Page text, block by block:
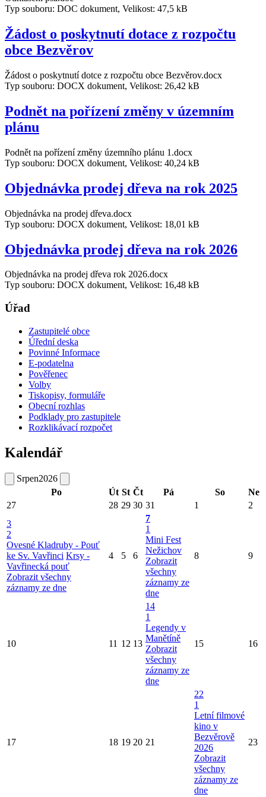
Typ souboru: DOC dokument, Velikost: 47,5 kB
Žádost o poskytnutí dotace z rozpočtu
obce Bezvěrov
Žádost o poskytnutí dotce z rozpočtu obce Bezvěrov.docx
Typ souboru: DOCX dokument, Velikost: 26,42 kB
Podnět na pořízení změny v územním
plánu
Podnět na pořízení změny územního plánu 1.docx
Typ souboru: DOCX dokument, Velikost: 40,24 kB
Objednávka prodej dřeva na rok 2025
Objednávka na prodej dřeva.docx
Typ souboru: DOCX dokument, Velikost: 18,01 kB
Objednávka prodej dřeva na rok 2026
Objednávka na prodej dřeva rok 2026.docx
Typ souboru: DOCX dokument, Velikost: 16,48 kB
Úřad
Zastupitelé obce
Úřední deska
Povinné Informace
E-podatelna
Pověřenec
Volby
Tiskopisy, formuláře
Obecní rozhlas
Podklady pro zastupitele
Rozklikávací rozpočet
Kalendář
Srpen2026
Po
Út St Čt Pá So
Ne
27
28 29 30 31 1
2
3
2
Ovesné Kladruby - Pouť
ke Sv. Vavřinci Krsy -
Vavřinecká pouť
Zobrazit všechny
záznamy ze dne
4 5 6
7
1
Mini Fest
Nežichov
Zobrazit
všechny
záznamy ze
dne
8 9
10 11 12 13
14
1
Legendy v
Manětíně
Zobrazit
všechny
záznamy ze
dne
15 16
17 18 19 20 21
22
1
Letní filmové
kino v
Bezvěrově
2026
Zobrazit
všechny
záznamy ze
dne
23